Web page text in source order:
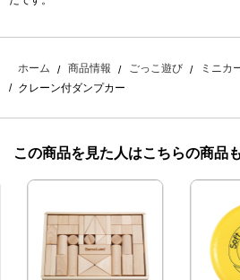
ホーム 商品情報 ごっこ遊び
ミニカ
クレーン付ダンプカー
この商品を見た人はこちらの商品